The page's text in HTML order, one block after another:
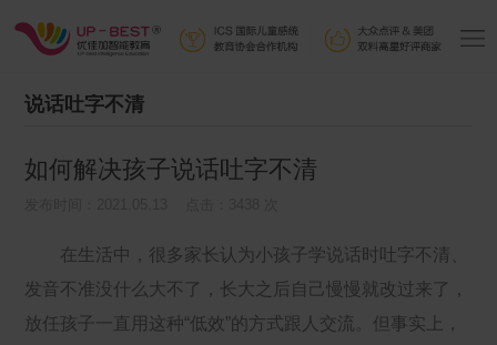
说话吐字不清
如何解决孩子说话吐字不清
在生活中，很多家长认为小孩子学说话时吐字不清、
发音不准没什么大不了，长大之后自己慢慢就改过来了，
放任孩子一直用这种“低效”的方式跟人交流。但事实上，